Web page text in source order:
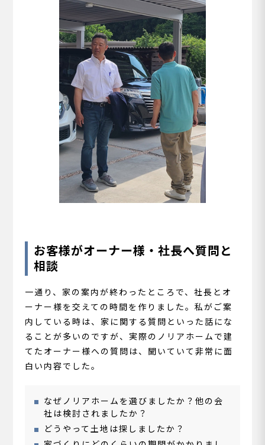
お客様がオーナー様・社長へ質問と
相談
一通り、家の案内が終わったところで、社長とオ
ーナー様を交えての時間を作りました。私がご案
内している時は、家に関する質問といった話にな
ることが多いのですが、実際のノリアホームで建
てたオーナー様への質問は、聞いていて非常に面
白い内容でした。
なぜノリアホームを選びましたか？他の会
社は検討されましたか？
どうやって土地は探しましたか？